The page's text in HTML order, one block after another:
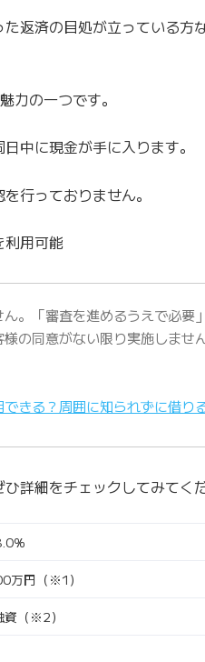
返済の目処が立っている方
力の一つです。
中に現金が手に入ります。
行っておりません。
利用可能
。「審査を進めるうえで必要
の同意がない限り実施しませ
きる？周囲に知られずに借り
詳細をチェックしてみてくだ
％
万円（※1）
（※2）